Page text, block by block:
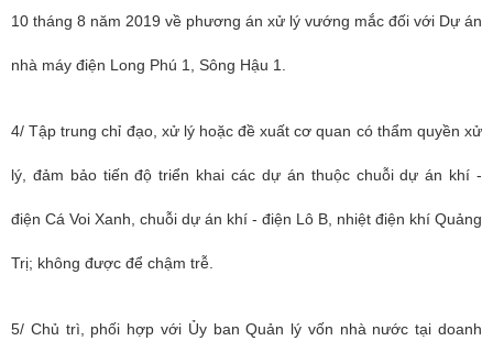
10 tháng 8 năm 2019 về phương án xử lý vướng mắc đối với Dự án
nhà máy điện Long Phú 1, Sông Hậu 1.
4/ Tập trung chỉ đạo, xử lý hoặc đề xuất cơ quan có thẩm quyền xử
lý, đảm bảo tiến độ triển khai các dự án thuộc chuỗi dự án khí -
điện Cá Voi Xanh, chuỗi dự án khí - điện Lô B, nhiệt điện khí Quảng
Trị; không được để chậm trễ.
5/ Chủ trì, phối hợp với Ủy ban Quản lý vốn nhà nước tại doanh